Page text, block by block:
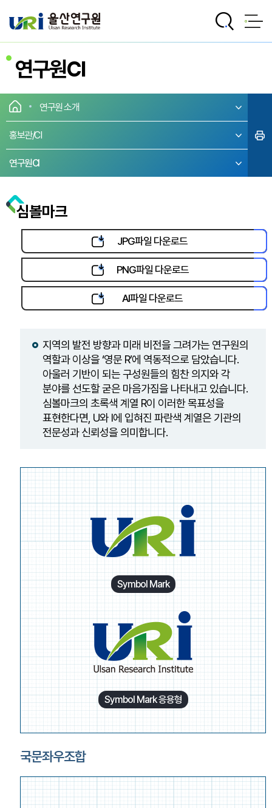
연구원CI
연구원 소개
홍보관/CI
연구원CI
심볼마크
JPG파일 다운로드
PNG파일 다운로드
AI파일 다운로드
지역의 발전 방향과 미래 비전을 그려가는 연구원의
역할과 이상을 ‘영문 R’에 역동적으로 담았습니다.
아울러 기반이 되는 구성원들의 힘찬 의지와 각
분야를 선도할 굳은 마음가짐을 나타내고 있습니다.
심볼마크의 초록색 계열 R이 이러한 목표성을
표현한다면, U와 I에 입혀진 파란색 계열은 기관의
전문성과 신뢰성을 의미합니다.
Symbol Mark
Symbol Mark 응용형
국문좌우조합